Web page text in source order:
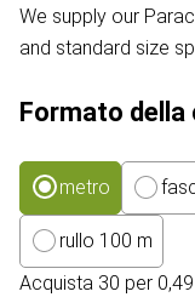
We supply our
and standard size
Formato
metro
rullo 100 m
Acquista 30 per